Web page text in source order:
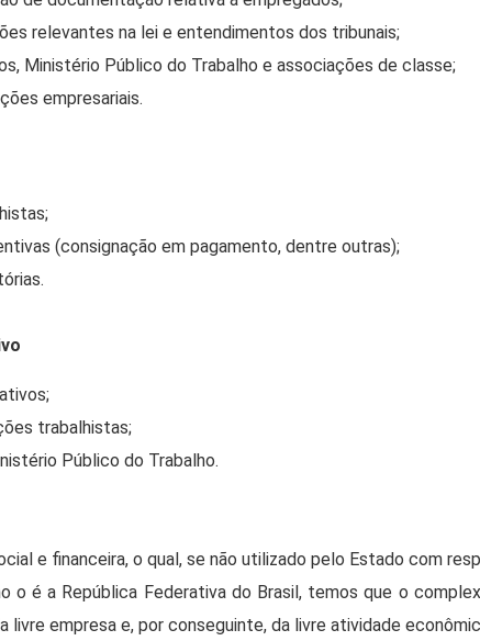
relevantes na lei e entendimentos dos tribunais;
Ministério Público do Trabalho e associações de classe;
empresariais.
(consignação em pagamento, dentre outras);
trabalhistas;
Público do Trabalho.
e financeira, o qual, se não utilizado pelo Estado com
o é a República Federativa do Brasil, temos que o
empresa e, por conseguinte, da livre atividade